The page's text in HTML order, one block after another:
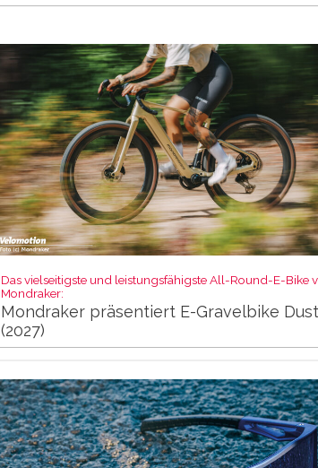
Das vielseitigste und leistungsfähigste All-Round-E-Bike
Mondraker:
Mondraker präsentiert E-Gravelbike
(2027)